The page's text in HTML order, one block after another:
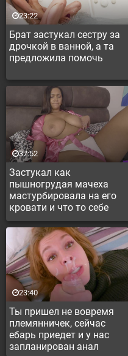
Брат застукал сестру за
дрочкой в ванной, а та
предложила помочь
23:22
Застукал как
пышногрудая мачеха
мастурбировала на его
кровати и что то себе
представляла
37:52
Ты пришел не вовремя
племянничек, сейчас
ебарь приедет и у нас
запланирован анал
23:40